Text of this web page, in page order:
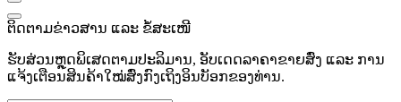
ຕິດຕາມຂ່າວສານ ແລະ ຂໍ້ສະເໜີ
ຮັບສ່ວນຫຼຸດພິເສດຕາມປະລິມານ, ອັບເດດລາຄາຂາຍສົ່ງ ແລະ ການ
ແຈ້ງເຕືອນສິນຄ້າໃໝ່ສົ່ງກົງເຖິງອິນບັອກຂອງທ່ານ.